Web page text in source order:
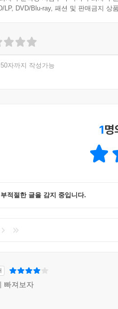
LP, DVD/Blu-ray, 패션 및 판매금지 상
자까지 작성가능
1명
적절한 글을 감지 중입니다.
빠져보자